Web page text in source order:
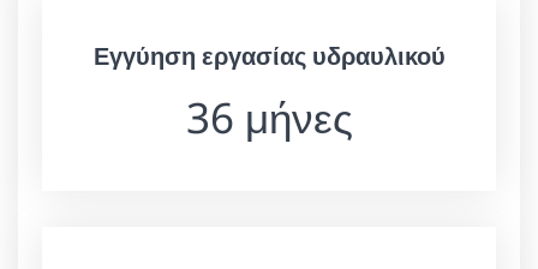
Εγγύηση εργασίας υδραυλικού
36 μήνες